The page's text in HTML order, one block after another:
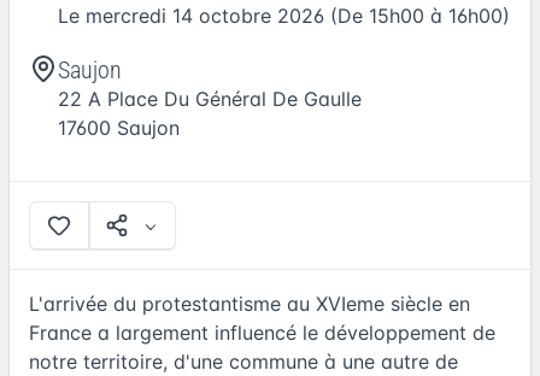
Le mercredi 14 octobre 2026 (De 15h00 à 16h00)
Saujon
22 A Place Du Général De Gaulle
17600 Saujon
L'arrivée du protestantisme au XVIeme siècle en
France a largement influencé le développement de
notre territoire, d'une commune à une autre de